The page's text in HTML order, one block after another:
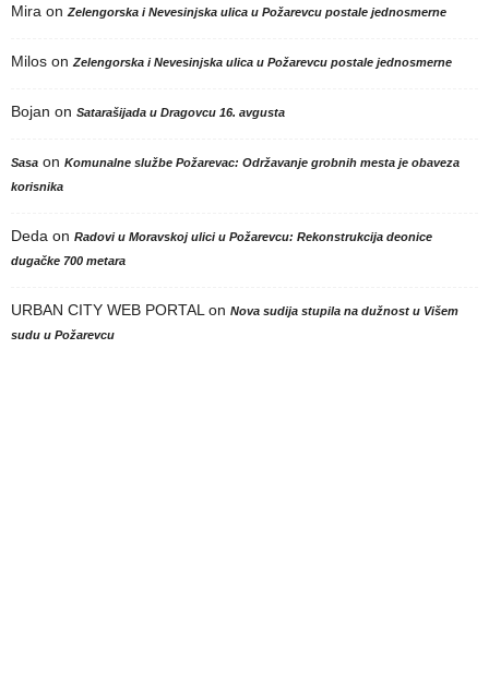
Mira on Zelengorska i Nevesinjska ulica u Požarevcu postale jednosmerne
Milos on Zelengorska i Nevesinjska ulica u Požarevcu postale jednosmerne
Bojan on Satarašijada u Dragovcu 16. avgusta
Sasa on Komunalne službe Požarevac: Održavanje grobnih mesta je obaveza
korisnika
Deda on Radovi u Moravskoj ulici u Požarevcu: Rekonstrukcija deonice
dugačke 700 metara
URBAN CITY WEB PORTAL on Nova sudija stupila na dužnost u Višem
sudu u Požarevcu